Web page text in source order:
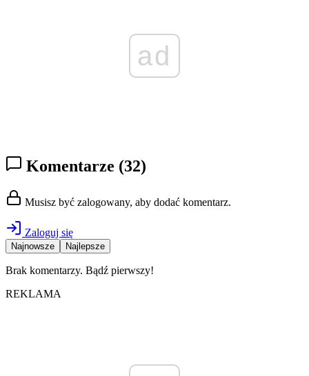
ad
Komentarze (32)
Musisz być zalogowany, aby dodać komentarz.
Zaloguj się
Najnowsze Najlepsze
Brak komentarzy. Bądź pierwszy!
REKLAMA